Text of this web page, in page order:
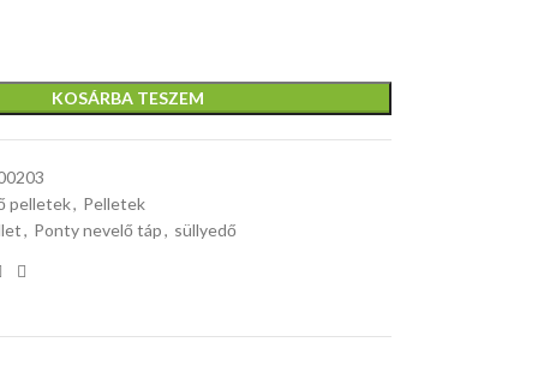
KOSÁRBA TESZEM
pelletek, Pelletek
, Ponty nevelő táp, süllyedő